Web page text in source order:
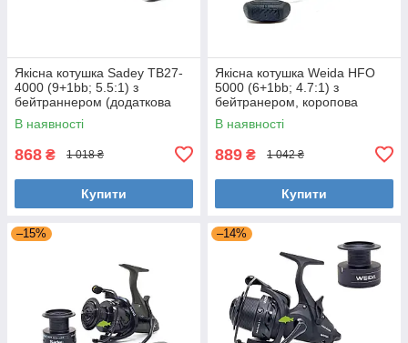
Якісна котушка Sadey TB27-
4000 (9+1bb; 5.5:1) з
бейтраннером (додаткова
шпуля)
В наявності
868 ₴ 1 018 ₴
Купити
Якісна котушка Weida HFO
5000 (6+1bb; 4.7:1) з
бейтранером, коропова
котушка
В наявності
889 ₴ 1 042 ₴
Купити
–15% –14%